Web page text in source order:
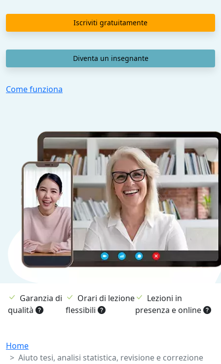
Iscriviti gratuitamente
Diventa un insegnante
Come funziona
Garanzia di
qualità
Orari di lezione
flessibili
Lezioni in
presenza e online
Breadcrumb
Home
Aiuto tesi, analisi statistica, revisione e correzione